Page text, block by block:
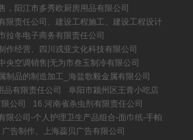
，阳江市多秀欧厨房用品有限公司
限责任公司、建设工程施工、建设工程设计
拉冬电子商务有限责任公司
作经营、四川戎亚文化科技有限公司
央空调销售|无为市叁玉制冷有限公司
制品的制造加工_海盐歌毅金属有限公司
品有限责任公司
阜阳市颍州区王青小吃店
公司
16.河南省杀虫剂有限责任公司
限公司-个人护理卫生产品组合-面巾纸-手帕
告制作、上海蕊贝广告有限公司